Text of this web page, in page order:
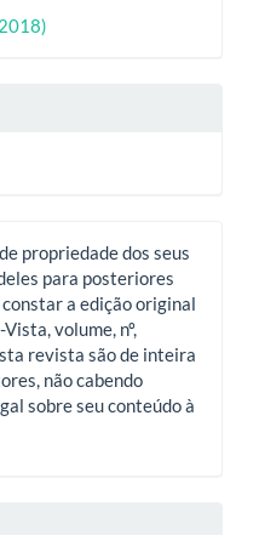
propriedade dos seus
para posteriores
a edição original
volume, nº,
revista são de inteira
não cabendo
sobre seu conteúdo à